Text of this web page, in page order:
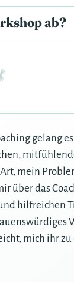
ab?
gelang
mein
über das
hilfreichen
mich ihr
beeindruckt